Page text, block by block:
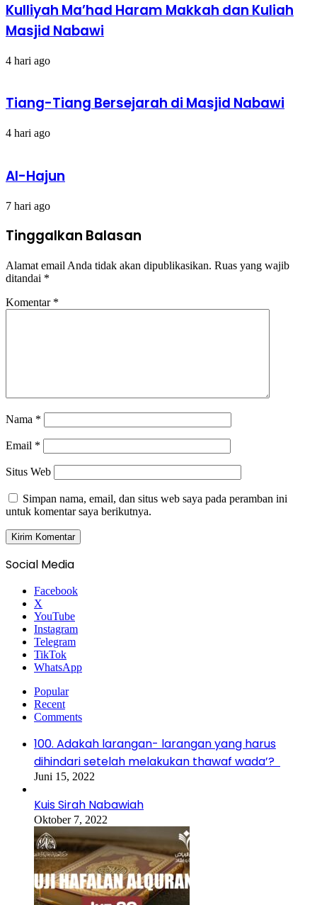
Kulliyah Ma’had Haram Makkah dan Kuliah
Masjid Nabawi
4 hari ago
Tiang-Tiang Bersejarah di Masjid Nabawi
4 hari ago
Al-Hajun
7 hari ago
Tinggalkan Balasan
Alamat email Anda tidak akan dipublikasikan. Ruas yang wajib
ditandai *
Komentar *
Nama *
Email *
Situs Web
Simpan nama, email, dan situs web saya pada peramban ini
untuk komentar saya berikutnya.
Social Media
Facebook
X
YouTube
Instagram
Telegram
TikTok
WhatsApp
Popular
Recent
Comments
100. Adakah larangan- larangan yang harus
dihindari setelah melakukan thawaf wada’?
Juni 15, 2022
Kuis Sirah Nabawiah
Oktober 7, 2022